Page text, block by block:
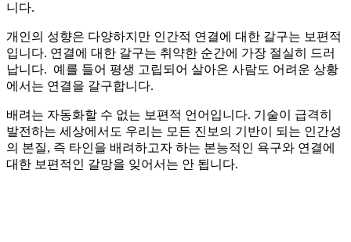
니다.
개인의 성향은 다양하지만 인간적 연결에 대한 갈구는 보편적
입니다. 연결에 대한 갈구는 취약한 순간에 가장 절실히 드러
납니다. 예를 들어 평생 고립되어 살아온 사람도 어려운 상황
에서는 연결을 갈구합니다.
배려는 자동화할 수 없는 보편적 언어입니다. 기술이 급격히
발전하는 세상에서도 우리는 모든 진보의 기반이 되는 인간성
의 본질, 즉 타인을 배려하고자 하는 본능적인 욕구와 연결에
대한 보편적인 갈망을 잊어서는 안 됩니다.